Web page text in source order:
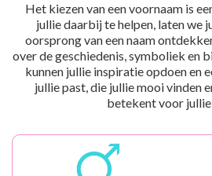
Het kiezen van een voornaam is
jullie daarbij te helpen, laten we
oorsprong van een naam
over de geschiedenis, symboliek en
kunnen jullie inspiratie opdoen en
jullie past, die jullie mooi vinden
betekent voor